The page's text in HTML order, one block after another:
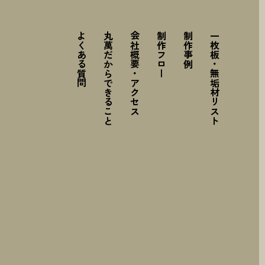
一枚板・無垢材リスト
制作事例
制作フロー
会社概要・アクセス
丸萬だからできること
よくある質問